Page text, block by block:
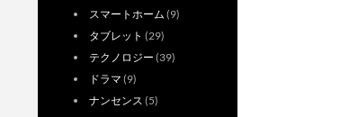
スマートホーム (9)
タブレット (29)
テクノロジー (39)
ドラマ (9)
ナンセンス (5)